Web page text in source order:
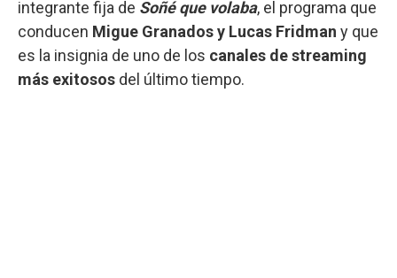
integrante fija de Soñé que volaba, el programa que
conducen Migue Granados y Lucas Fridman y que
es la insignia de uno de los canales de streaming
más exitosos del último tiempo.